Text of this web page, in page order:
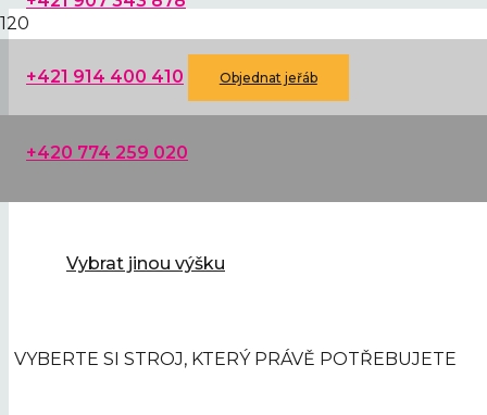
+421 914 400 410
+420 774 259 020
Objednat jeřáb
Vybrat jinou výšku
VYBERTE SI STROJ, KTERÝ PRÁVĚ POTŘEBUJETE